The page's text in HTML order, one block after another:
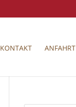
KONTAKT ANFAHRT